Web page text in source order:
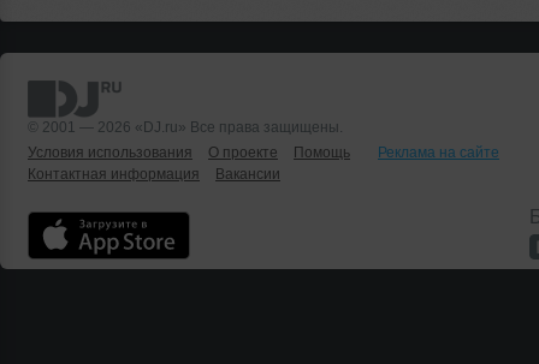
светодиоидные технологии
английской компании Pulsar.
© 2001 — 2026 «DJ.ru» Все права защищены.
Условия использования
О проекте Помощь
Реклама на сайте
Контактная информация
Вакансии